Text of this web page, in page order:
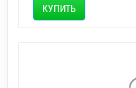
КУПИТЬ